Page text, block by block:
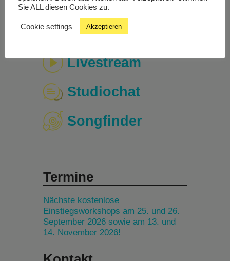
Livestream
Studiochat
Songfinder
Termine
Nächste kostenlose
Einstiegsworkshops am 25. und 26.
September 2026 sowie am 13. und
14. November 2026!
Sie ALL diesen Cookies zu.
Cookie settings Akzeptieren